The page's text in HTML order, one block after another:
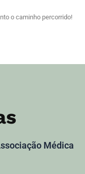
o caminho percorrido!
Médica